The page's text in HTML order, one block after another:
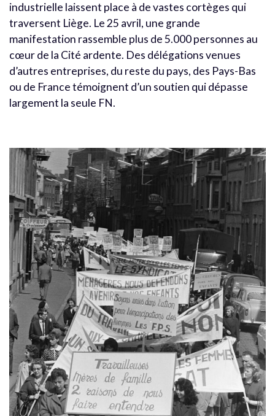
industrielle laissent place à de vastes cortèges qui
traversent Liège. Le 25 avril, une grande
manifestation rassemble plus de 5.000 personnes au
cœur de la Cité ardente. Des délégations venues
d’autres entreprises, du reste du pays, des Pays-Bas
ou de France témoignent d’un soutien qui dépasse
largement la seule FN.